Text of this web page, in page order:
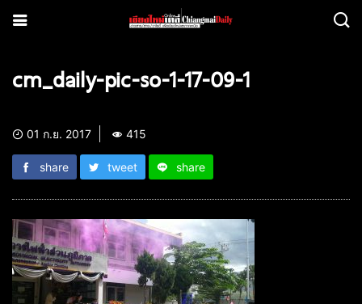
cm_daily-pic-so-1-17-09-1
01 ก.ย. 2017 415
share tweet share